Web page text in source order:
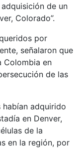
de un
Colorado”.
por
señalaron que
Colombia en
de las
adquirido
en Denver,
de la
en la región, por